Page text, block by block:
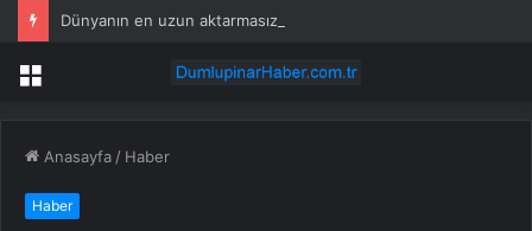
Menü
Anasayfa / Haber
Haber